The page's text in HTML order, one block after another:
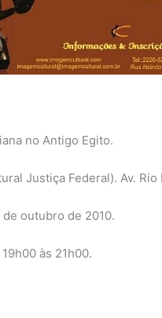
no Antigo Egito.
Justiça Federal). Av. Rio
outubro de 2010.
às 21h00.